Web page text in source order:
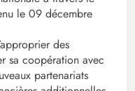
le 09 décembre
des
sa coopération avec
partenariats